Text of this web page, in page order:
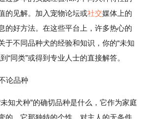
的见解。加入宠物论坛或社交媒体上的
的好方法。在这些平台上，许多热心的
于不同品种犬的经验和知识，你的“未知
“同类”或得到专业人士的直接解答。
论品种
知犬种”的确切品种是什么，它作为家庭
的。它那独特的个性、对主人的无条件